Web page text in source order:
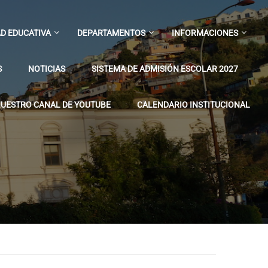
EDUCATIVA DEPARTAMENTOS INFORMACIONES
NOTICIAS SISTEMA DE ADMISIÓN ESCOLAR 2027
CANAL DE YOUTUBE CALENDARIO INSTITUCIONAL